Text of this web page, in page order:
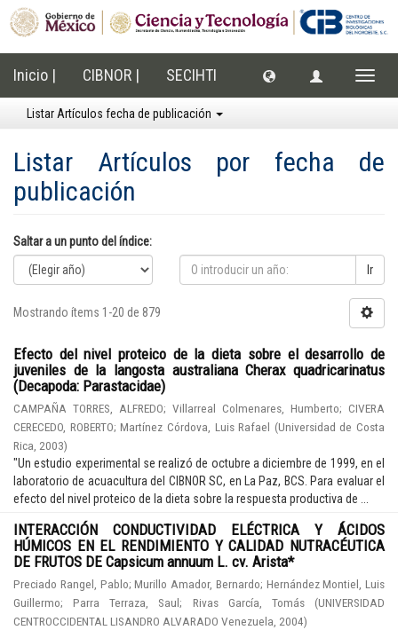
Inicio | CIBNOR | SECIHTI
Listar Artículos fecha de publicación
Listar Artículos por fecha de
publicación
Saltar a un punto del índice:
Ir
Mostrando ítems 1-20 de 879
Efecto del nivel proteico de la dieta sobre el desarrollo de
juveniles de la langosta australiana Cherax quadricarinatus
(Decapoda: Parastacidae)
CAMPAÑA TORRES, ALFREDO; Villarreal Colmenares, Humberto; CIVERA
CERECEDO, ROBERTO;Martínez Córdova, Luis Rafael (Universidad de Costa
Rica 2003)
"Un estudio experimental se realizó de octubre a diciembre de 1999, en el
laboratorio de acuacultura del CIBNOR SC, en La Paz, BCS. Para evaluar el
efecto del nivel proteico de la dieta sobre la respuesta productiva de ...
INTERACCIÓN CONDUCTIVIDAD ELÉCTRICA Y ÁCIDOS
HÚMICOS EN EL RENDIMIENTO Y CALIDAD NUTRACÉUTICA
DE FRUTOS DE Capsicum annuum L. cv. Arista*
Preciado Rangel, Pablo;Murillo Amador, Bernardo; Hernández Montiel, Luis
Guillermo;Parra Terraza, Saul; Rivas García, Tomás (UNIVERSIDAD
CENTROCCIDENTAL LISANDRO ALVARADO Venezuela 2004)